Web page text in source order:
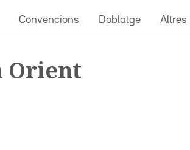
Convencions Doblatge Altres
Orient